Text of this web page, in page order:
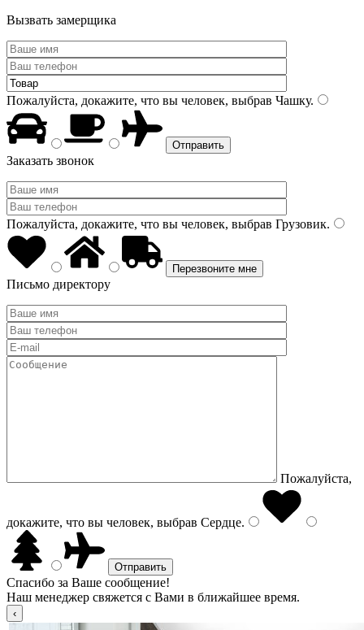
Вызвать замерщика
Пожалуйста, докажите, что вы человек, выбрав Чашку.
Заказать звонок
Пожалуйста, докажите, что вы человек, выбрав Грузовик.
Письмо директору
Пожалуйста,
докажите, что вы человек, выбрав Сердце.
Спасибо за Ваше сообщение!
Наш менеджер свяжется с Вами в ближайшее время.